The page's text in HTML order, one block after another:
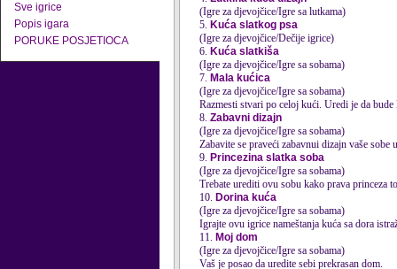
Sve igrice
Popis igara
PORUKE POSJETIOCA
(Igre za djevojčice/Igre sa lutkama)
5. Kuća slatkog psa
(Igre za djevojčice/Dečije igrice)
6. Kuća slatkiša
(Igre za djevojčice/Igre sa sobama)
7. Mala kućica
(Igre za djevojčice/Igre sa sobama)
Razmesti stvari po celoj kući. Uredi je da
8. Zabavni dizajn
(Igre za djevojčice/Igre sa sobama)
Zabavite se praveći zabavnui dizajn vaše
9. Princezina slatka soba
(Igre za djevojčice/Igre sa sobama)
Trebate urediti ovu sobu kako prava princeza
10. Dorina kuća
(Igre za djevojčice/Igre sa sobama)
Igrajte ovu igrice nameštanja kuća sa dora
11. Moj dom
(Igre za djevojčice/Igre sa sobama)
Vaš je posao da uredite sebi prekrasan dom.